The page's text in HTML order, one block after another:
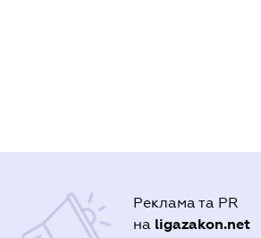
Реклама та PR
на ligazakon.net